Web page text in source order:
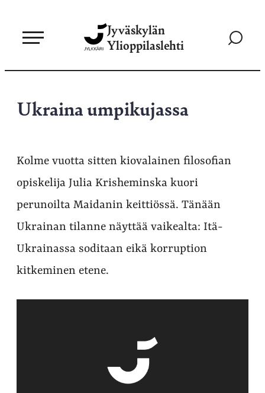
sisältöön
Jyväskylän
Ylioppilaslehti
Siirry
Ukraina umpikujassa
Kolme vuotta sitten kiovalainen filosofian
opiskelija Julia Krisheminska kuori
perunoilta Maidanin keittiössä. Tänään
Ukrainan tilanne näyttää vaikealta: Itä-
Ukrainassa soditaan eikä korruption
kitkeminen etene.